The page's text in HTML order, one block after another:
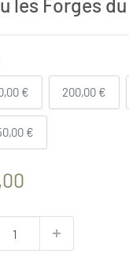
les Forges
€ 200,00 €
€